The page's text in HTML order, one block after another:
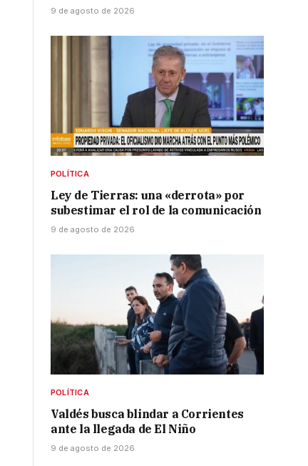
9 de agosto de 2026
POLÍTICA
Ley de Tierras: una «derrota» por
subestimar el rol de la comunicación
9 de agosto de 2026
POLÍTICA
Valdés busca blindar a Corrientes
ante la llegada de El Niño
9 de agosto de 2026